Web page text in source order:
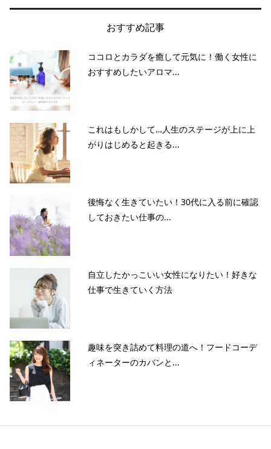
おすすめ記事
ココロとカラダを癒して元気に！働く女性に
おすすめしたいアロマ...
これはもしかして…人生のステージが上に上
がりはじめると起きる...
後悔なく生きていたい！30代に入る前に確認
しておきたい仕事の...
自立したかっこいい女性になりたい！好きな
仕事で生きていく方法
趣味を突き詰めて料理の道へ！フードコーデ
ィネーターのカバンと...